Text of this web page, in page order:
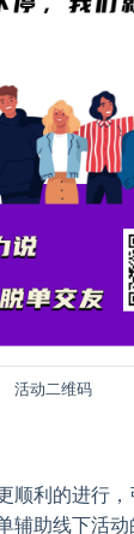
活动二维码
顺利的进行
助线下活动